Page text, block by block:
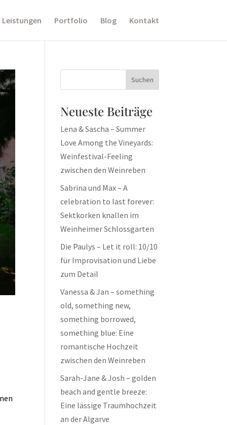
Leistungen Portfolio Blog Kontakt
Neueste Beiträge
Lena & Sascha – Summer
Love Among the Vineyards:
Weinfestival-Feeling
zwischen den Weinreben
Sabrina und Max – A
celebration to last forever:
Sektkorken knallen im
Weinheimer Schlossgarten
Die Paulys – Let it roll: 10/10
für Improvisation und Liebe
zum Detail
Vanessa & Jan – something
old, something new,
something borrowed,
something blue: Eine
romantische Hochzeit
zwischen den Weinreben
Sarah-Jane & Josh – golden
beach and gentle breeze:
Eine lässige Traumhochzeit
an der Algarve